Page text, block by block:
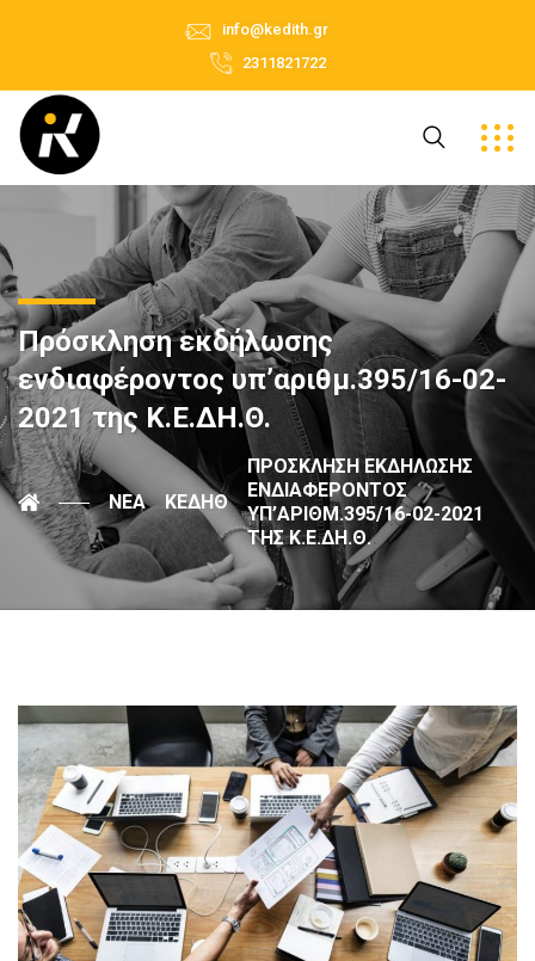
info@kedith.gr
2311821722
Πρόσκληση εκδήλωσης
ενδιαφέροντος υπ’αριθμ.395/16-02-
2021 της Κ.Ε.ΔΗ.Θ.
ΝΈΑ ΚΕΔΗΘ
ΠΡΌΣΚΛΗΣΗ ΕΚΔΉΛΩΣΗΣ
ΕΝΔΙΑΦΈΡΟΝΤΟΣ
ΥΠ’ΑΡΙΘΜ.395/16-02-2021
ΤΗΣ Κ.Ε.ΔΗ.Θ.